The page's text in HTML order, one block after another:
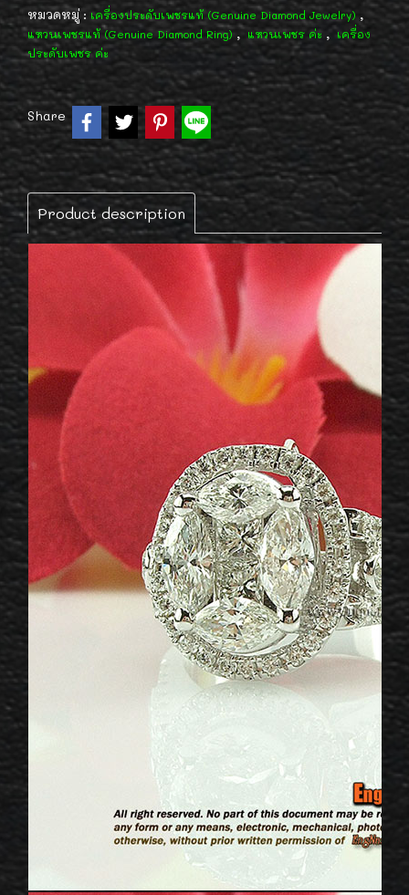
หมวดหมู่ : เครื่องประดับเพชรแท้ (Genuine Diamond Jewelry) ,
แหวนเพชรแท้ (Genuine Diamond Ring) , แหวนเพชร ค่ะ , เครื่อง
ประดับเพชร ค่ะ
Share
Product description